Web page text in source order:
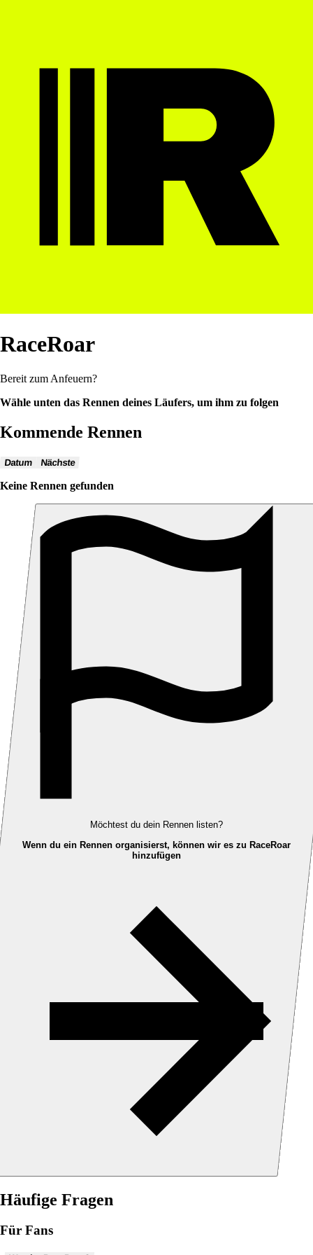
RaceRoar
Bereit zum Anfeuern?
Wähle unten das Rennen deines Läufers, um ihm zu folgen
Kommende Rennen
Datum Nächste
Keine Rennen gefunden
Möchtest du dein Rennen listen?
Wenn du ein Rennen organisierst, können wir es zu RaceRoar
hinzufügen
Häufige Fragen
Für Fans